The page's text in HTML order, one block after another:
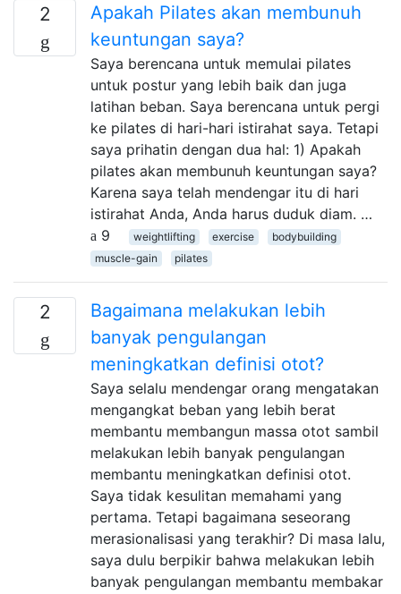
2
Apakah Pilates akan membunuh
keuntungan saya?
Saya berencana untuk memulai pilates
untuk postur yang lebih baik dan juga
latihan beban. Saya berencana untuk pergi
ke pilates di hari-hari istirahat saya. Tetapi
saya prihatin dengan dua hal: 1) Apakah
pilates akan membunuh keuntungan saya?
Karena saya telah mendengar itu di hari
istirahat Anda, Anda harus duduk diam. …
9
weightlifting exercise
bodybuilding
muscle-gain
pilates
2
Bagaimana melakukan lebih
banyak pengulangan
meningkatkan definisi otot?
Saya selalu mendengar orang mengatakan
mengangkat beban yang lebih berat
membantu membangun massa otot sambil
melakukan lebih banyak pengulangan
membantu meningkatkan definisi otot.
Saya tidak kesulitan memahami yang
pertama. Tetapi bagaimana seseorang
merasionalisasi yang terakhir? Di masa lalu,
saya dulu berpikir bahwa melakukan lebih
banyak pengulangan membantu membakar